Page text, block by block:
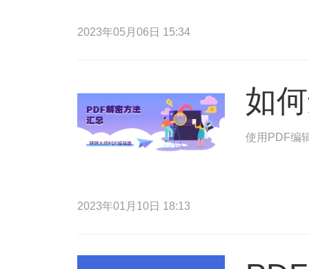
2023年05月06日 15:34
如
使用PDF编
2023年01月10日 18:13